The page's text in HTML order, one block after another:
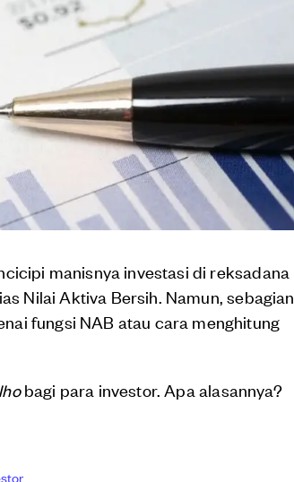
manisnya investasi di reksadana
Nilai Aktiva Bersih. Namun, sebagian
fungsi NAB atau cara menghitung
lhobagi para investor. Apa alasannya?